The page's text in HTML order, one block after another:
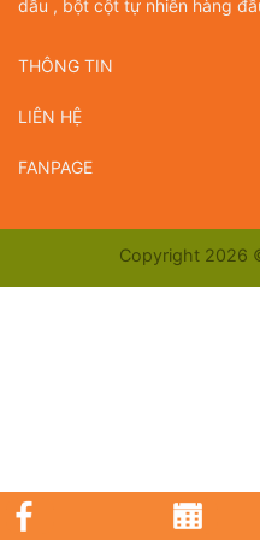
dầu , bột cột tự nhiên hàng
THÔNG TIN
LIÊN HỆ
FANPAGE
Copyright 2026